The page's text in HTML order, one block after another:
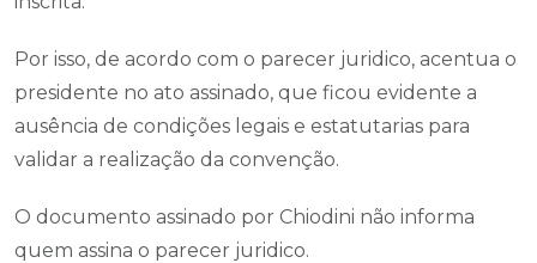
Por isso, de acordo com o parecer juridico, acentua o
presidente no ato assinado, que ficou evidente a
ausência de condições legais e estatutarias para
validar a realização da convenção.
O documento assinado por Chiodini não informa
quem assina o parecer juridico.